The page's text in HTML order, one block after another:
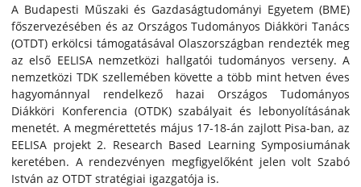
A Budapesti Műszaki és Gazdaságtudományi Egyetem (BME)
főszervezésében és az Országos Tudományos Diákköri Tanács
(OTDT) erkölcsi támogatásával Olaszországban rendezték meg
az első EELISA nemzetközi hallgatói tudományos verseny. A
nemzetközi TDK szellemében követte a több mint hetven éves
hagyománnyal rendelkező hazai Országos Tudományos
Diákköri Konferencia (OTDK) szabályait és lebonyolításának
menetét. A megmérettetés május 17-18-án zajlott Pisa-ban, az
EELISA projekt 2. Research Based Learning Symposiumának
keretében. A rendezvényen megfigyelőként jelen volt Szabó
István az OTDT stratégiai igazgatója is.